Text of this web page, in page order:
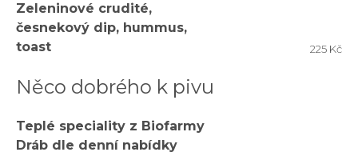
Zeleninové crudité,
česnekový dip, hummus,
toast
225 Kč
Něco dobrého k pivu
Teplé speciality z Biofarmy
Dráb dle denní nabídky